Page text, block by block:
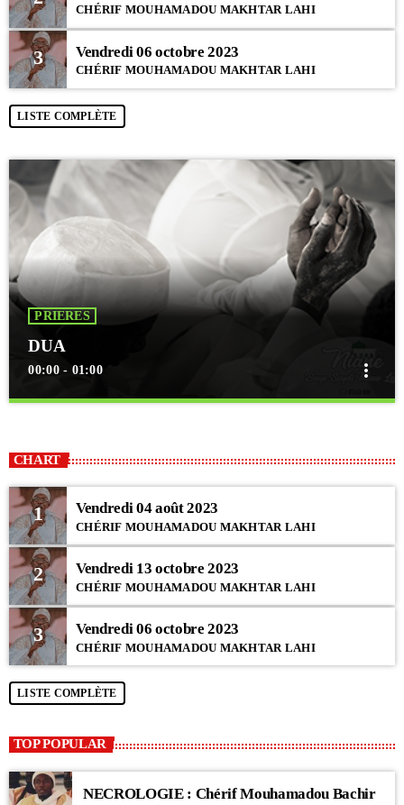
CHÉRIF MOUHAMADOU MAKHTAR LAHI
3 Vendredi 06 octobre 2023
CHÉRIF MOUHAMADOU MAKHTAR LAHI
LISTE COMPLÈTE
PRIERES
DUA
00:00 - 01:00 more_vert
Moments de recueillement avec ces prières formulées. Qu'Allah les
exauce par la grâce de Son Messager (psl).
CHART
1 Vendredi 04 août 2023
CHÉRIF MOUHAMADOU MAKHTAR LAHI
2 Vendredi 13 octobre 2023
CHÉRIF MOUHAMADOU MAKHTAR LAHI
3 Vendredi 06 octobre 2023
CHÉRIF MOUHAMADOU MAKHTAR LAHI
LISTE COMPLÈTE
TOP POPULAR
NECROLOGIE : Chérif Mouhamadou Bachir